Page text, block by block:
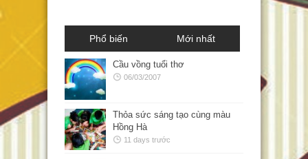
Phổ biến Mới nhất
Cầu vồng tuổi thơ
06/03/2007
Thỏa sức sáng tạo cùng màu
Hồng Hà
11 days trước